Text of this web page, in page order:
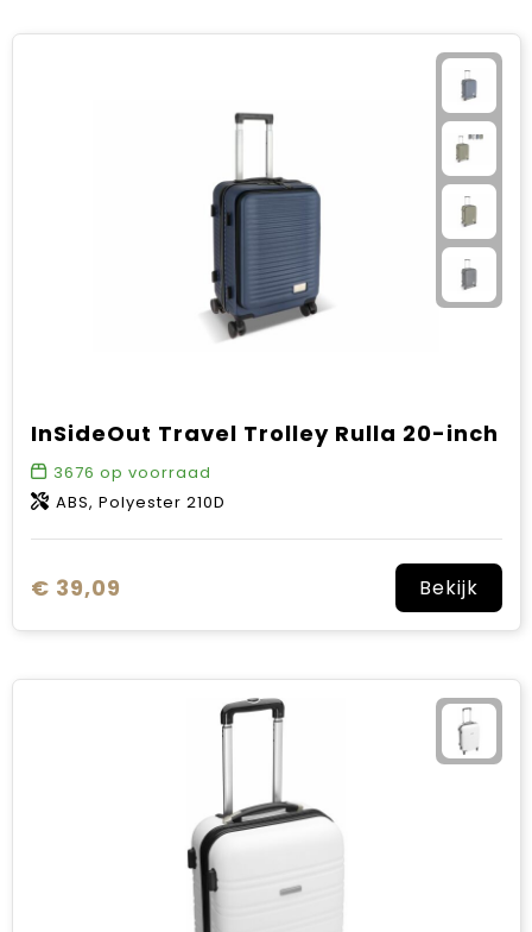
InSideOut Travel Trolley Rulla 20-inch
3676 op voorraad
ABS, Polyester 210D
€ 39,09 Bekijk